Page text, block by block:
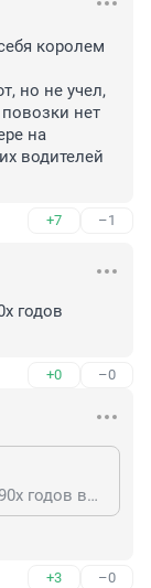
королем
но не учел,
нет
на
водителей
+7 –1
годов
+0 –0
Айспирин, открой глаза, там камри 90х годов выпуска
+3 –0